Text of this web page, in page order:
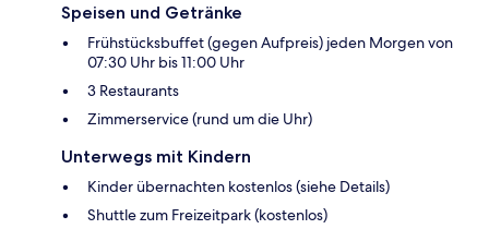
Speisen und Getränke
Frühstücksbuffet (gegen Aufpreis) jeden Morgen von
07:30 Uhr bis 11:00 Uhr
3 Restaurants
Zimmerservice (rund um die Uhr)
Unterwegs mit Kindern
Kinder übernachten kostenlos (siehe Details)
Shuttle zum Freizeitpark (kostenlos)